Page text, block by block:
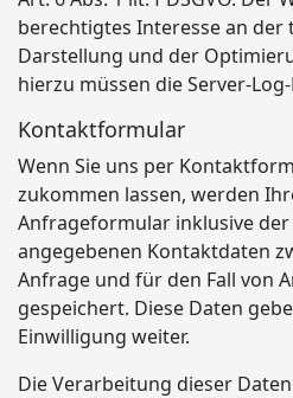
berechtigtes Interesse an
Darstellung und der
hierzu müssen die Server-
Kontaktformular
Wenn Sie uns per
zukommen lassen, werden
Anfrageformular inklusive
angegebenen Kontaktdaten
Anfrage und für den Fall von
gespeichert. Diese Daten
Einwilligung weiter.
Die Verarbeitung dieser